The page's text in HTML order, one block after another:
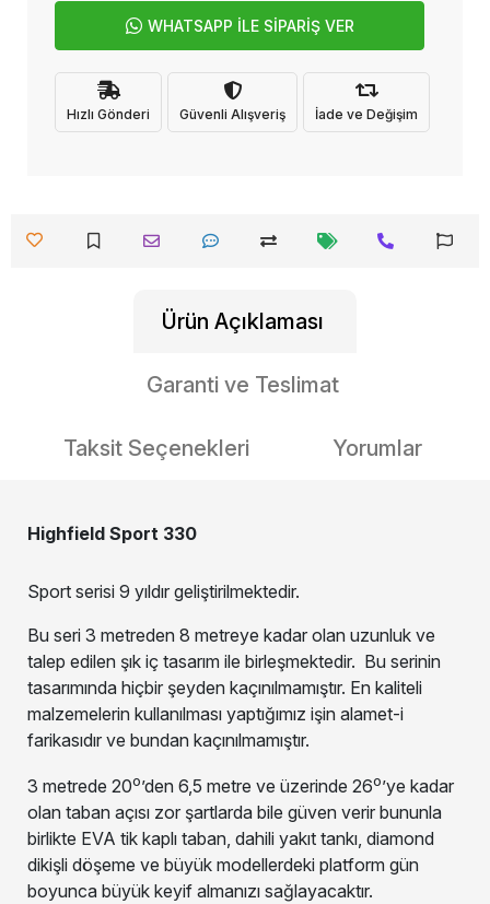
WHATSAPP İLE SİPARİŞ VER
Hızlı Gönderi Güvenli Alışveriş İade ve Değişim
Ürün Açıklaması
Garanti ve Teslimat
Taksit Seçenekleri Yorumlar
Highfield Sport 330
Sport serisi 9 yıldır geliştirilmektedir.
Bu seri 3 metreden 8 metreye kadar olan uzunluk ve
talep edilen şık iç tasarım ile birleşmektedir. Bu serinin
tasarımında hiçbir şeyden kaçınılmamıştır. En kaliteli
malzemelerin kullanılması yaptığımız işin alamet-i
farikasıdır ve bundan kaçınılmamıştır.
3 metrede 20o’den 6,5 metre ve üzerinde 26o’ye kadar
olan taban açısı zor şartlarda bile güven verir bununla
birlikte EVA tik kaplı taban, dahili yakıt tankı, diamond
dikişli döşeme ve büyük modellerdeki platform gün
boyunca büyük keyif almanızı sağlayacaktır.